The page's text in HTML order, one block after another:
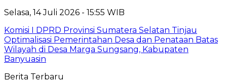
Selasa, 14 Juli 2026 - 15:55 WIB
Komisi I DPRD Provinsi Sumatera Selatan Tinjau
Optimalisasi Pemerintahan Desa dan Penataan Batas
Wilayah di Desa Marga Sungsang, Kabupaten
Banyuasin
Berita Terbaru